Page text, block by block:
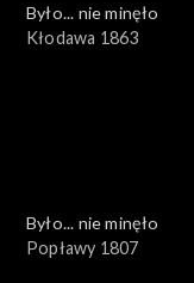
Było... nie minęło
Kłodawa 1863
Było... nie minęło
Popławy 1807